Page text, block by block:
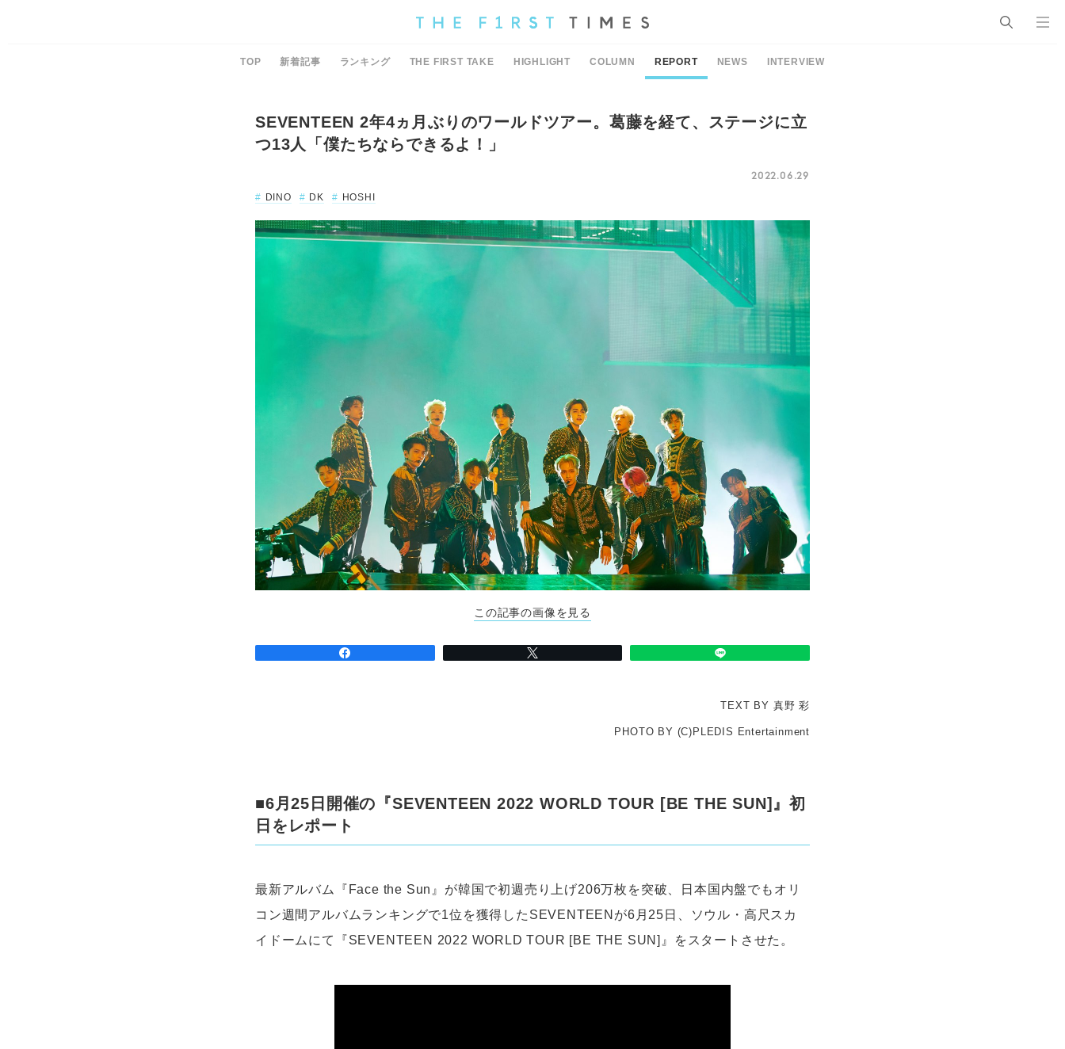
TOP 新着記事 ランキング THE FIRST TAKE HIGHLIGHT COLUMN REPORT NEWS INTERVIEW
SEVENTEEN 2年4ヵ月ぶりのワールドツアー。葛藤を経て、ステージに立
つ13人「僕たちならできるよ！」
2022.06.29
DINO
DK HOSHI
この記事の画像を見る
TEXT BY 真野 彩
PHOTO BY (C)PLEDIS Entertainment
■6月25日開催の『SEVENTEEN 2022 WORLD TOUR [BE THE SUN]』初
日をレポート
最新アルバム『Face the Sun』が韓国で初週売り上げ206万枚を突破、日本国内盤でもオリ
コン週間アルバムランキングで1位を獲得したSEVENTEENが6月25日、ソウル・高尺スカ
イドームにて『SEVENTEEN 2022 WORLD TOUR [BE THE SUN]』をスタートさせた。